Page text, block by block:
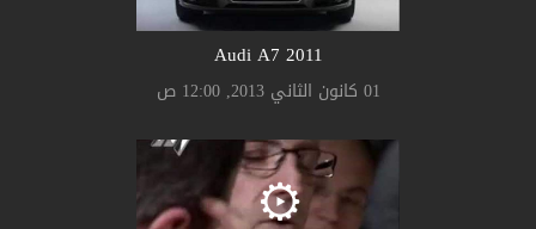
Audi A7 2011
01 كانون الثاني 2013, 12:00 ص